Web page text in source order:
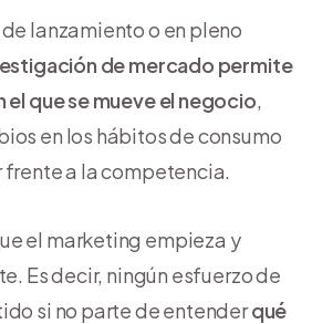
lanzamiento o en pleno
de mercado permite
que se mueve el negocio,
en los hábitos de consumo
frente a la competencia.
el marketing empieza y
Es decir, ningún esfuerzo de
si no parte de entenderqué